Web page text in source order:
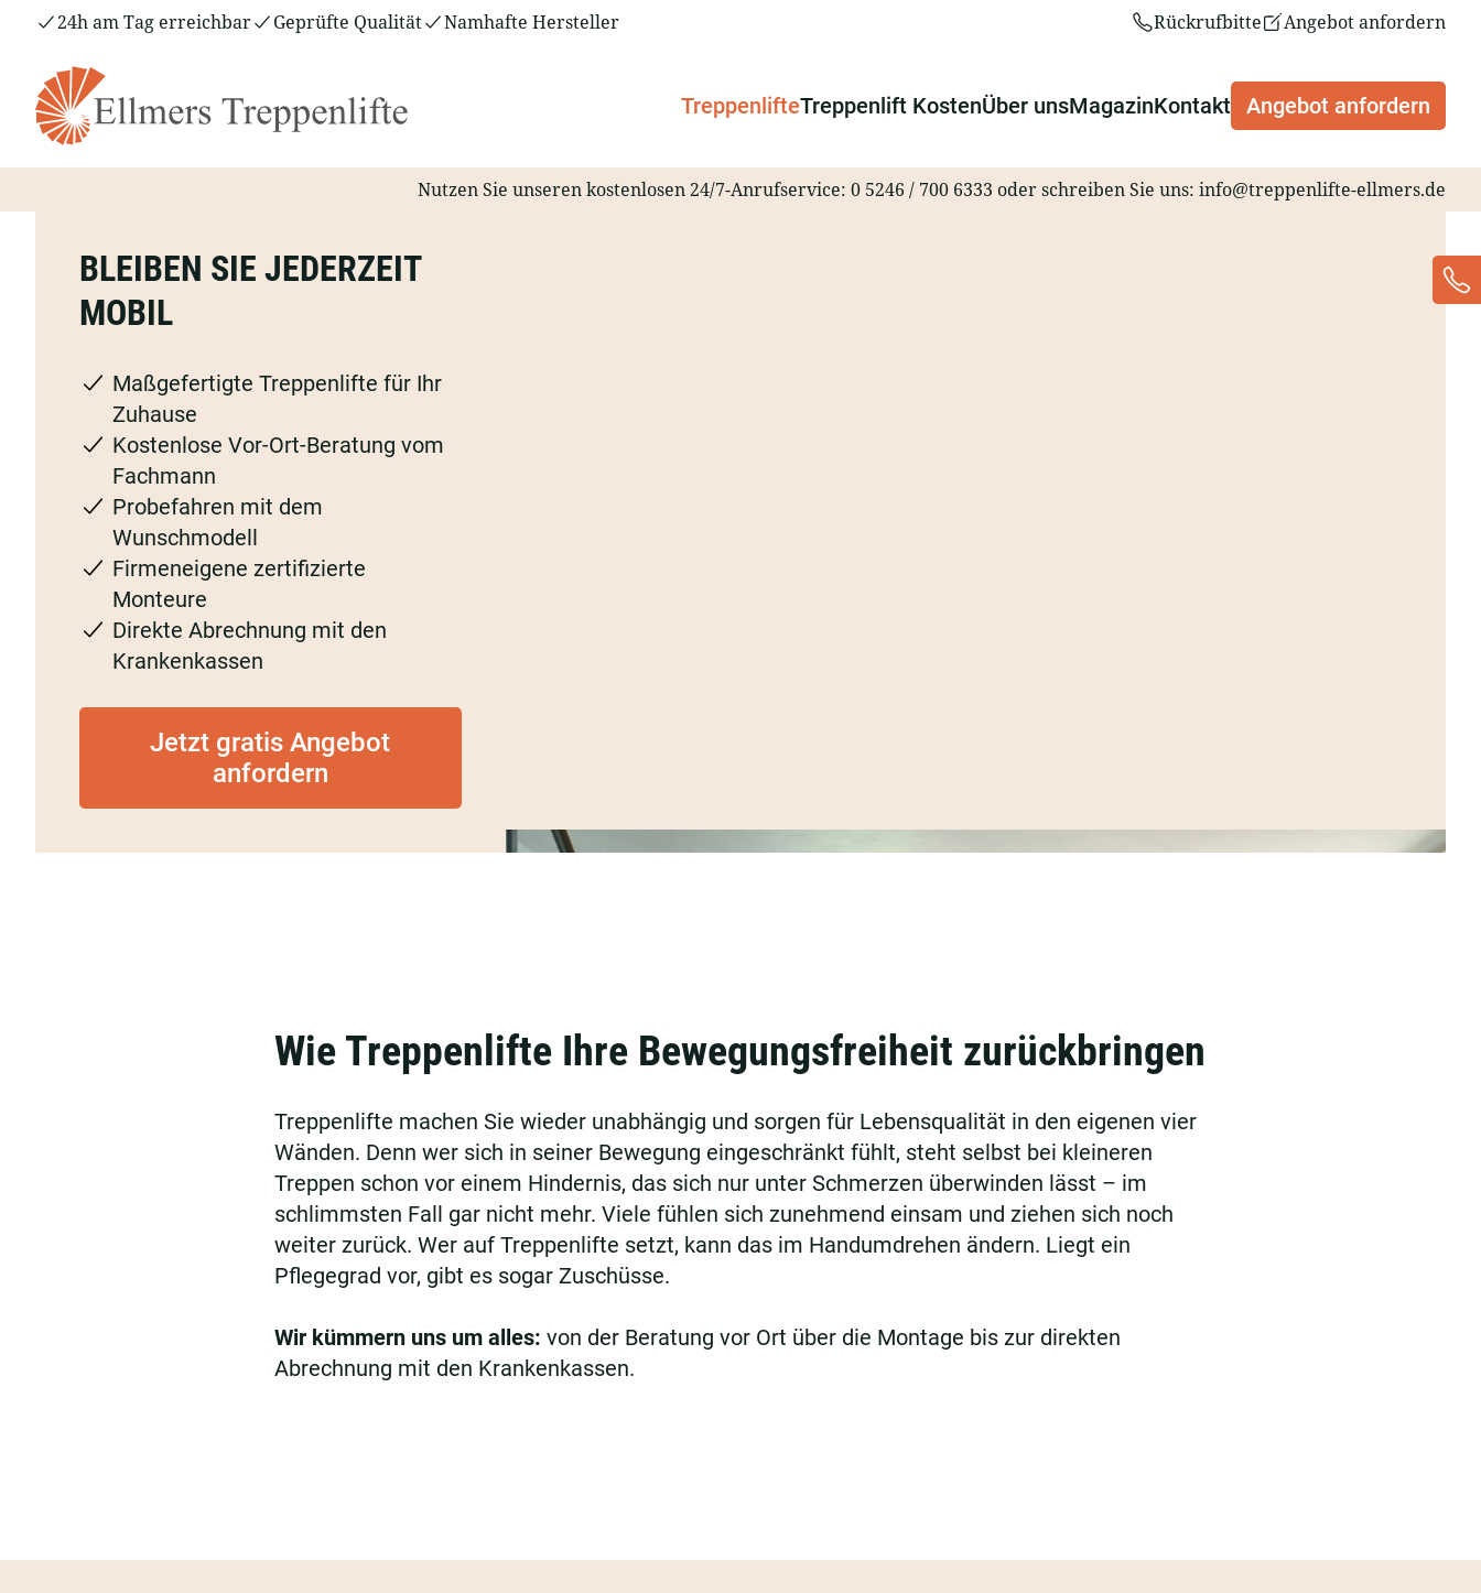
springen
24h am Tag erreichbar Geprüfte Qualität Namhafte Hersteller Rückrufbitte Angebot anfordern
TreppenlifteTreppenlift KostenÜber unsMagazinKontakt Angebot anfordern
Nutzen Sie unseren kostenlosen 24/7-Anrufservice: 0 5246 / 700 6333 oder schreiben Sie uns: info@treppenlifte-ellmers.de
BLEIBEN SIE JEDERZEIT
MOBIL
Maßgefertigte Treppenlifte für Ihr
Zuhause
Kostenlose Vor-Ort-Beratung vom
Fachmann
Probefahren mit dem
Wunschmodell
Firmeneigene zertifizierte
Monteure
Direkte Abrechnung mit den
Krankenkassen
Jetzt gratis Angebot
anfordern
Wie Treppenlifte Ihre Bewegungsfreiheit zurückbringen
Treppenlifte machen Sie wieder unabhängig und sorgen für Lebensqualität in den eigenen vier
Wänden. Denn wer sich in seiner Bewegung eingeschränkt fühlt, steht selbst bei kleineren
Treppen schon vor einem Hindernis, das sich nur unter Schmerzen überwinden lässt – im
schlimmsten Fall gar nicht mehr. Viele fühlen sich zunehmend einsam und ziehen sich noch
weiter zurück. Wer auf Treppenlifte setzt, kann das im Handumdrehen ändern. Liegt ein
Pflegegrad vor, gibt es sogar Zuschüsse.
Wir kümmern uns um alles: von der Beratung vor Ort über die Montage bis zur direkten
Abrechnung mit den Krankenkassen.